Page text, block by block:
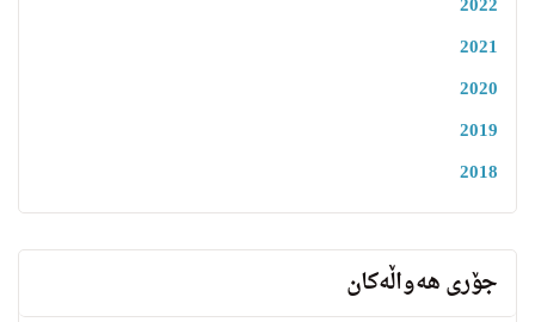
2021
2020
2019
2018
جۆری هەواڵەکان